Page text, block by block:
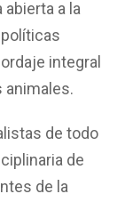
a la
integral
animales.
de todo
de
de la